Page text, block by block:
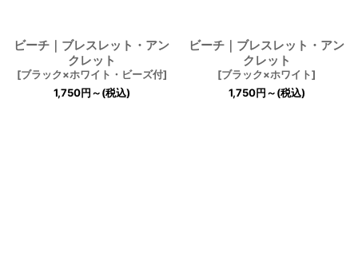
ビーチ｜ブレスレット・アン
クレット
[ブラック×ホワイト・ビーズ付]
1,750円～(税込)
ビーチ｜ブレスレット・アン
クレット
[ブラック×ホワイト]
1,750円～(税込)